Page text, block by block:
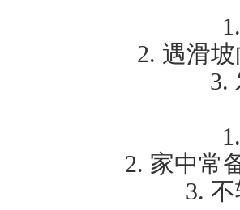
2. 遇滑
3.
2. 家中常
3.